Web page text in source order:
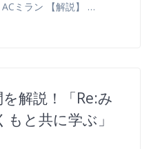
ミラン 【解説】 …
解説！「Re:み
と共に学ぶ」